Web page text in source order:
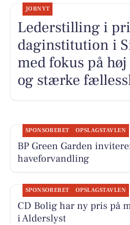
JOBNYT
Lederstilling i
daginstitution i
med fokus på
og stærke
SPONSORERET OPSLAGSTAVLEN
BP Green Garden
haveforvandling
SPONSORERET OPSLAGSTAVLEN
CD Bolig har ny pris på
i Alderslyst